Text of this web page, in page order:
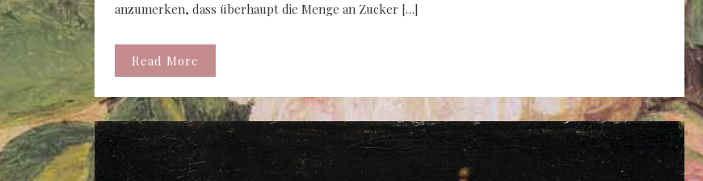
anzumerken, dass überhaupt die Menge an Zucker […]
Read More